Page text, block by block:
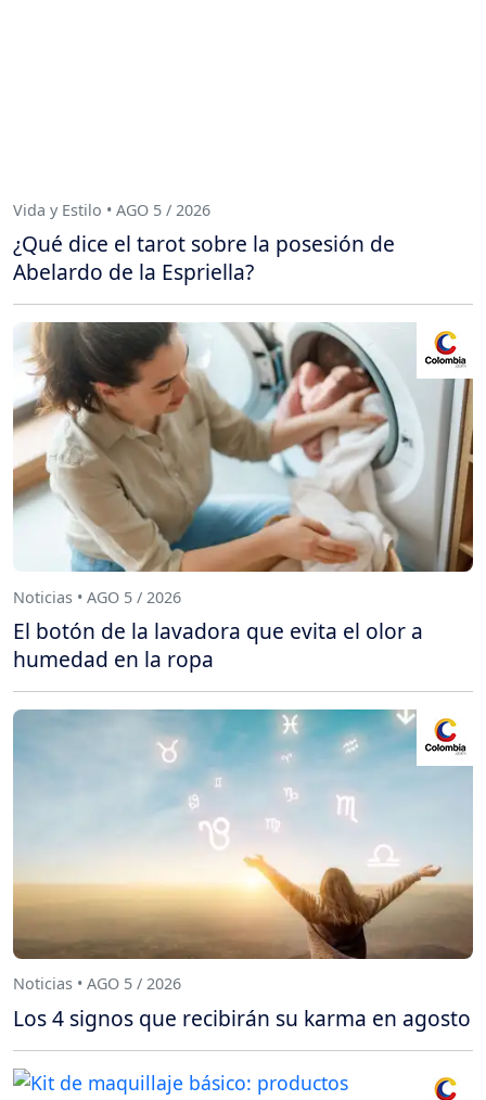
Vida y Estilo • AGO 5 / 2026
¿Qué dice el tarot sobre la posesión de
Abelardo de la Espriella?
Noticias • AGO 5 / 2026
El botón de la lavadora que evita el olor a
humedad en la ropa
Noticias • AGO 5 / 2026
Los 4 signos que recibirán su karma en agosto